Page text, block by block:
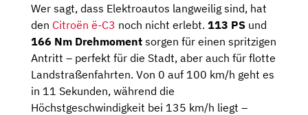
Wer sagt, dass Elektroautos langweilig sind, hat
den Citroën ë-C3 noch nicht erlebt. 113 PS und
166 Nm Drehmoment sorgen für einen spritzigen
Antritt – perfekt für die Stadt, aber auch für flotte
Landstraßenfahrten. Von 0 auf 100 km/h geht es
in 11 Sekunden, während die
Höchstgeschwindigkeit bei 135 km/h liegt –